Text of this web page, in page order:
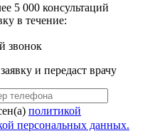
5 000 консультаций
в течение:
звонок
и передаст врачу
политикой
персональных данных.